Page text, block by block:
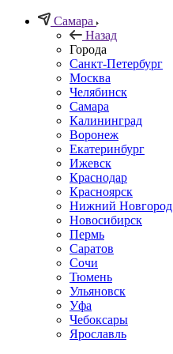
Самара
Назад
Города
Санкт-Петербург
Москва
Челябинск
Самара
Калининград
Воронеж
Екатеринбург
Ижевск
Краснодар
Красноярск
Нижний Новгород
Новосибирск
Пермь
Саратов
Сочи
Тюмень
Ульяновск
Уфа
Чебоксары
Ярославль